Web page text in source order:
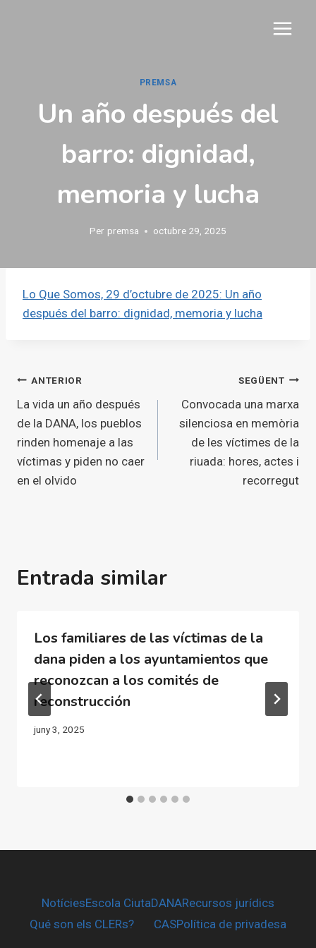
PREMSA
Un año después del
barro: dignidad,
memoria y lucha
Per premsa octubre 29, 2025
Lo Que Somos, 29 d’octubre de 2025: Un año
después del barro: dignidad, memoria y lucha
Navegació
d'entrades
ANTERIOR
La vida un año después
de la DANA, los pueblos
rinden homenaje a las
víctimas y piden no caer
en el olvido
SEGÜENT
Convocada una marxa
silenciosa en memòria
de les víctimes de la
riuada: hores, actes i
recorregut
Entrada similar
Los familiares de las víctimas de la
dana piden a los ayuntamientos que
reconozcan a los comités de
reconstrucción
juny 3, 2025
NotíciesEscola CiutaDANARecursos jurídics
Qué son els CLERs?
CASPolítica de privadesa